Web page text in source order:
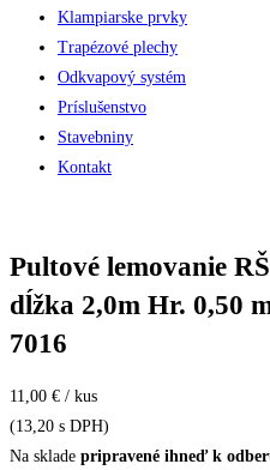
Klampiarske prvky
Trapézové plechy
Odkvapový systém
Príslušenstvo
Stavebniny
Kontakt
Pultové lemovanie
dĺžka 2,0m Hr. 0,50
7016
11,00 € / kus
(13,20 s DPH)
Na sklade pripravené ihneď k